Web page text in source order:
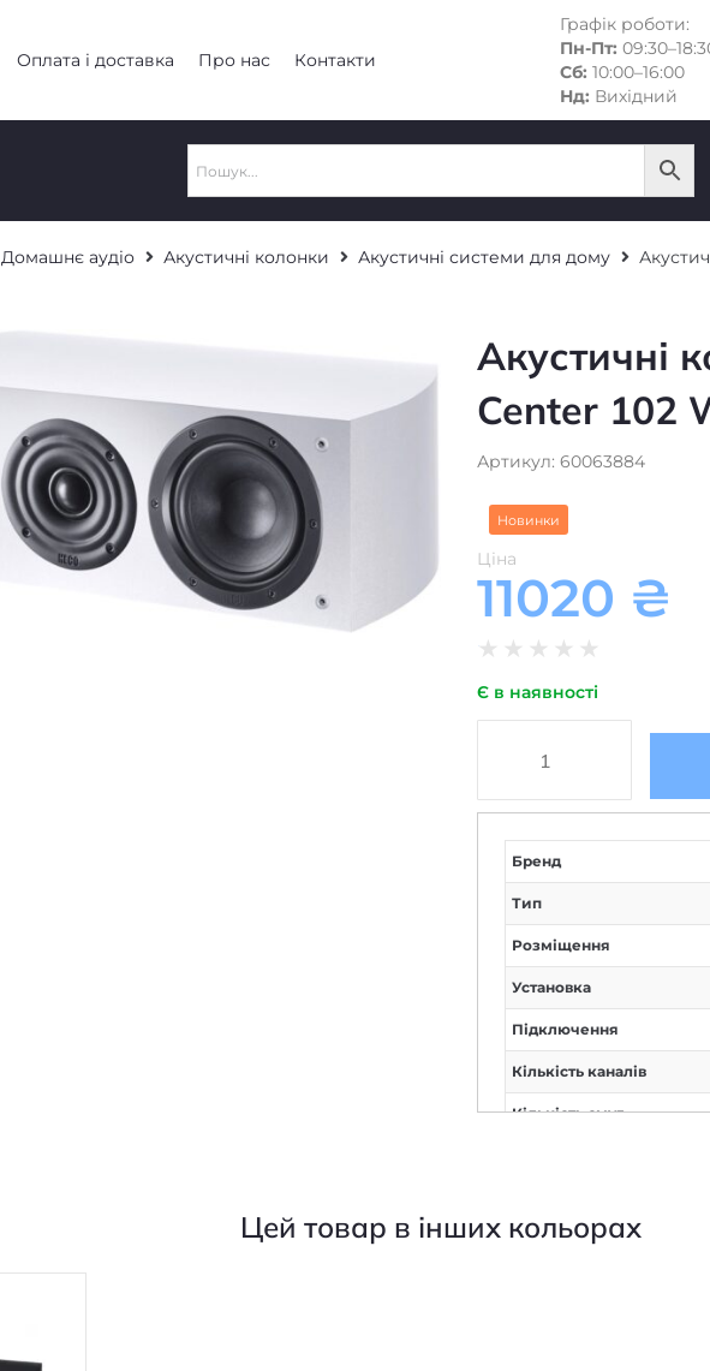
Оплата і доставка Про нас Контакти
Графік роботи:
Пн-Пт:
Сб: 10:00–16:00
Нд: Вихідний
Домашнє аудіо Акустичні колонки Акустичні системи для дому
Акустичні
Center 102
Артикул: 60063884
Новинки
Ціна
11020 ₴
★ ★ ★ ★ ★
Є в наявності
Бренд
Тип
Розміщення
Установка
Підключення
Кількість каналів
Кількість смуг
Відношення сигнал/шум,
Цей товар в інших кольорах